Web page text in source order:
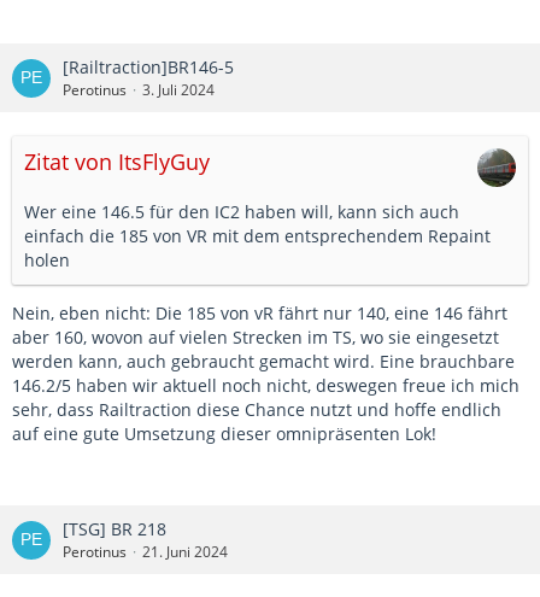
[Railtraction]BR146-5
Perotinus 3. Juli 2024
Zitat von ItsFlyGuy
Wer eine 146.5 für den IC2 haben will, kann sich auch
einfach die 185 von VR mit dem entsprechendem Repaint
holen
Nein, eben nicht: Die 185 von vR fährt nur 140, eine 146 fährt
aber 160, wovon auf vielen Strecken im TS, wo sie eingesetzt
werden kann, auch gebraucht gemacht wird. Eine brauchbare
146.2/5 haben wir aktuell noch nicht, deswegen freue ich mich
sehr, dass Railtraction diese Chance nutzt und hoffe endlich
auf eine gute Umsetzung dieser omnipräsenten Lok!
[TSG] BR 218
Perotinus 21. Juni 2024